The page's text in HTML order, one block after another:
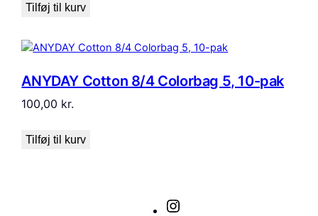
Tilføj til kurv
ANYDAY Cotton 8/4 Colorbag 5, 10-pak
100,00 kr.
Tilføj til kurv